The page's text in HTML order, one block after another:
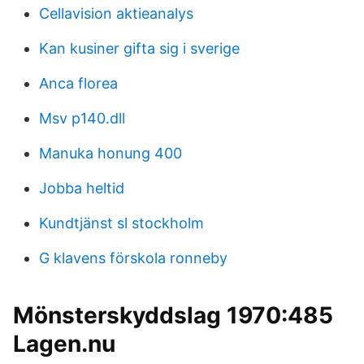
Cellavision aktieanalys
Kan kusiner gifta sig i sverige
Anca florea
Msv p140.dll
Manuka honung 400
Jobba heltid
Kundtjänst sl stockholm
G klavens förskola ronneby
Mönsterskyddslag 1970:485
Lagen.nu